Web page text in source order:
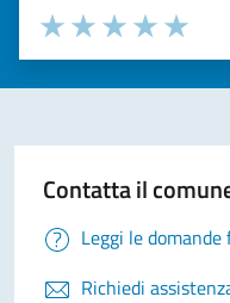
Valuta la chiarezza delle
Seleziona il numero di
Valuta
Valuta 4
Valuta 3 stelle
Valuta 2 stelle su 5
Valuta 1 stelle su 5
Contatta il
Leggi le
Richiedi